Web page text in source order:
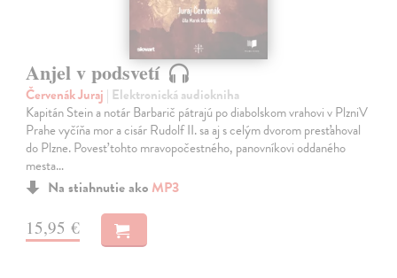
Anjel v podsvetí
Červenák Juraj | Elektronická audiokniha
Kapitán Stein a notár Barbarič pátrajú po diabolskom vrahovi v PlzniV
Prahe vyčíňa mor a cisár Rudolf II. sa aj s celým dvorom presťahoval
do Plzne. Povesť tohto mravopočestného, panovníkovi oddaného
mesta…
Na stiahnutie ako MP3
15,95 €